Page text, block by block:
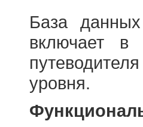
База
включает в
уровня.